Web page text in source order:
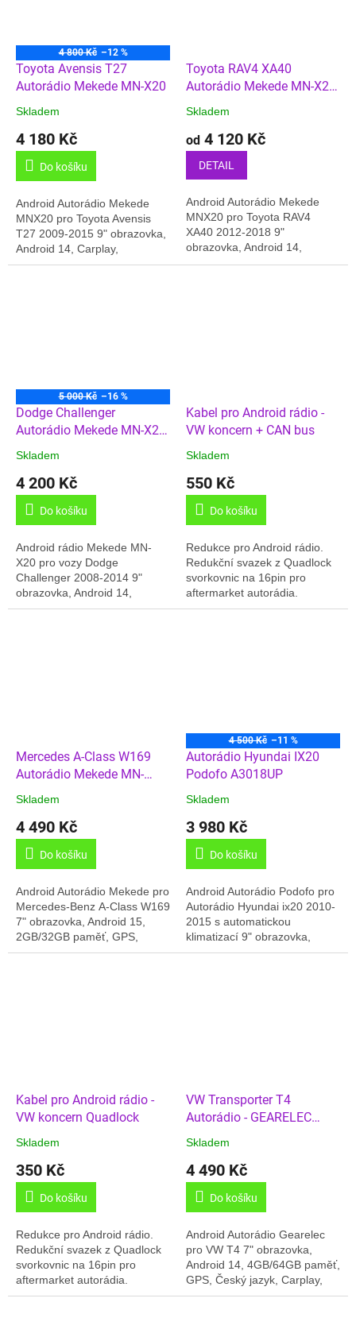
4 800 Kč –12 %
Toyota Avensis T27
Autorádio Mekede MN-X20
Skladem
4 180 Kč
Do košíku
Android Autorádio Mekede
MNX20 pro Toyota Avensis
T27 2009-2015 9" obrazovka,
Android 14, Carplay,
4GB/64GB paměť, GPS, 4G,
Toyota RAV4 XA40
Autorádio Mekede MN-X20
4GB/64GB + Carplay
Skladem
od 4 120 Kč
DETAIL
Android Autorádio Mekede
MNX20 pro Toyota RAV4
XA40 2012-2018 9"
obrazovka, Android 14,
Carplay, 4GB/64GB paměť,
5 000 Kč –16 %
Dodge Challenger
Autorádio Mekede MN-X20
Skladem
4 200 Kč
Do košíku
Android rádio Mekede MN-
X20 pro vozy Dodge
Challenger 2008-2014 9"
obrazovka, Android 14,
4GB/64GB paměť, Carplay /
Kabel pro Android rádio -
VW koncern + CAN bus
Skladem
550 Kč
Do košíku
Redukce pro Android rádio.
Redukční svazek z Quadlock
svorkovnic na 16pin pro
aftermarket autorádia.
Mercedes A-Class W169
Autorádio Mekede MN-
Skladem
4 490 Kč
Do košíku
Android Autorádio Mekede pro
Mercedes-Benz A-Class W169
7" obrazovka, Android 15,
2GB/32GB paměť, GPS,
Carplay, Online rádio, Český
4 500 Kč –11 %
Autorádio Hyundai IX20
Podofo A3018UP
Skladem
3 980 Kč
Do košíku
Android Autorádio Podofo pro
Autorádio Hyundai ix20 2010-
2015 s automatickou
klimatizací 9" obrazovka,
Android 14, 2GB/64GB paměť,
Kabel pro Android rádio -
VW koncern Quadlock
Skladem
350 Kč
Do košíku
Redukce pro Android rádio.
Redukční svazek z Quadlock
svorkovnic na 16pin pro
aftermarket autorádia.
VW Transporter T4
Autorádio - GEARELEC
4/64GB
Skladem
4 490 Kč
Do košíku
Android Autorádio Gearelec
pro VW T4 7" obrazovka,
Android 14, 4GB/64GB paměť,
GPS, Český jazyk, Carplay,
Online rádia, témata